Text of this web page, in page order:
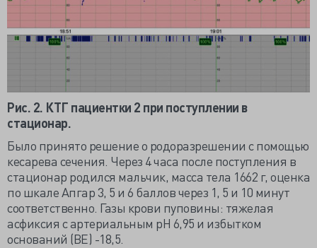
Рис. 2. КТГ пациентки 2 при поступлении в
стационар.
Было принято решение о родоразрешении с помощью
кесарева сечения. Через 4 часа после поступления в
стационар родился мальчик, масса тела 1662 г, оценка
по шкале Апгар 3, 5 и 6 баллов через 1, 5 и 10 минут
соответственно. Газы крови пуповины: тяжелая
асфиксия с артериальным рН 6,95 и избытком
оснований (BE) -18,5.